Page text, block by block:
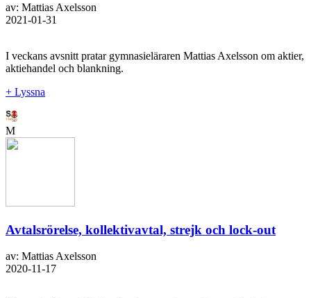
av: Mattias Axelsson
2021-01-31
I veckans avsnitt pratar gymnasieläraren Mattias Axelsson om aktier,
aktiehandel och blankning.
+ Lyssna
M
Avtalsrörelse, kollektivavtal, strejk och lock-out
av: Mattias Axelsson
2020-11-17